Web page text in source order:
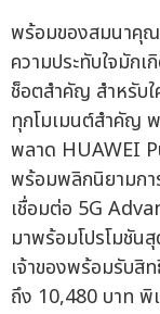
พร้อมของสมนาคุ
ความประทับใจมัก
ช็อตสำคัญ สำหรับใ
ทุกโมเมนต์สำคัญ
พลาด HUAWEI
พร้อมพลิกนิยามกา
เชื่อมต่อ 5G
มาพร้อมโปรโมชัน
เจ้าของพร้อมรับสิ
ถึง 10,480 บาท พิ